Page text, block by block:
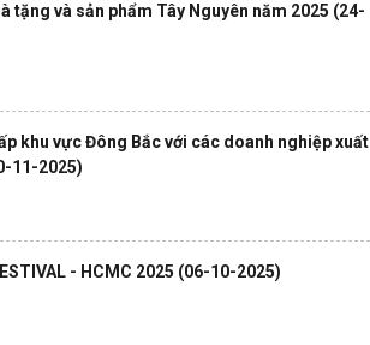
và sản phẩm Tây Nguyên năm 2025 (24-
khu vực Đông Bắc với các doanh nghiệp xuất
11-2025)
- HCMC 2025 (06-10-2025)